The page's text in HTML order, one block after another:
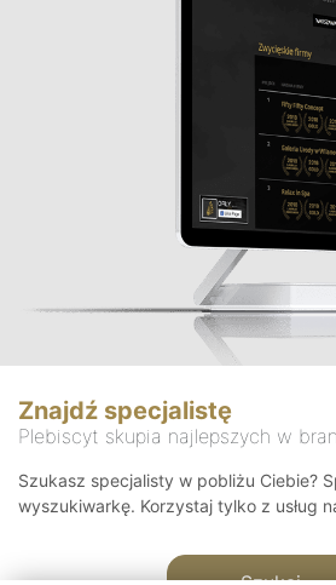
Znajdź specjalistę
Plebiscyt skupia najlepszych w
Szukasz specjalisty w pobliżu Ciebie?
wyszukiwarkę. Korzystaj tylko z usług